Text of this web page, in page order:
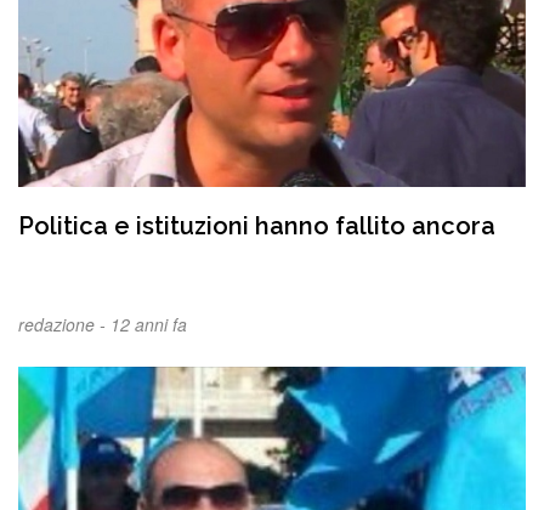
Politica e istituzioni hanno fallito ancora
redazione - 12 anni fa